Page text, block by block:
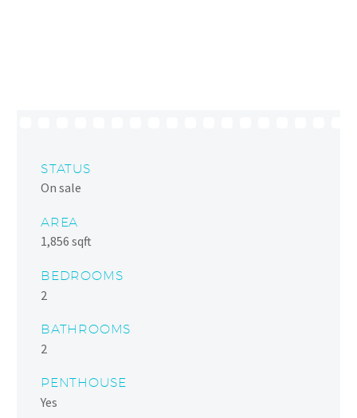
STATUS
On sale
AREA
1,856 sqft
BEDROOMS
2
BATHROOMS
2
PENTHOUSE
Yes